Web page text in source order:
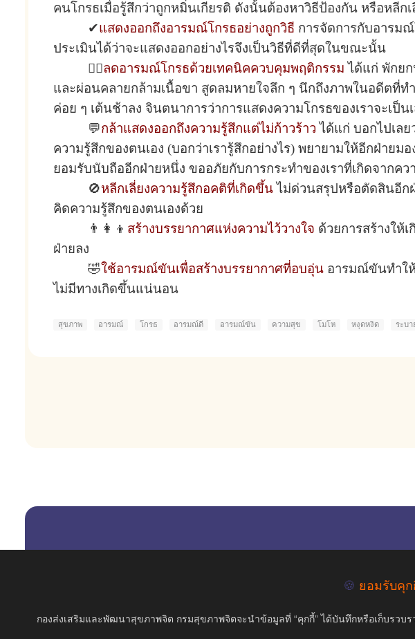
คนโกรธเมื่อรู้สึกว่าถูกหมิ่นเกียรติ ดังนั้นต้องหาวิธีป้องกัน หรือหลี
✔แสดงออกถึงอารมณ์โกรธอย่างถูกวิธี การจัดการกับอารม
ประเมินได้ว่าจะแสดงออกอย่างไรจึงเป็นวิธีที่ดีที่สุดในขณะนั้น
🧘‍♂️ลดอารมณ์โกรธด้วยเทคนิคควบคุมพฤติกรรม ได้แก่ พักยก
และผ่อนคลายกล้ามเนื้อขา สูดลมหายใจลึก ๆ นึกถึงภาพในอดีตที่
ค่อย ๆ เต้นช้าลง จินตนาการว่าการแสดงความโกรธของเราจะเ
💬กล้าแสดงออกถึงความรู้สึกแต่ไม่ก้าวร้าว ได้แก่ บอกไปเล
ความรู้สึกของตนเอง (บอกว่าเรารู้สึกอย่างไร) พยายามให้อีกฝ่าย
ยอมรับนับถืออีกฝ่ายหนึ่ง ขออภัยกับการกระทำของเราที่เกิดจากคว
🚫หลีกเลี่ยงความรู้สึกอคติที่เกิดขึ้นไม่ด่วนสรุปหรือตัดสินอีก
คิดความรู้สึกของตนเองด้วย
👨‍👩‍👦 สร้างบรรยากาศแห่งความไว้วางใจ ด้วยการสร้างให้
ฝ่ายลง
🤣ใช้อารมณ์ขันเพื่อสร้างบรรยากาศที่อบอุ่น อารมณ์ขันทำใ
ไม่มีทางเกิดขึ้นแน่นอน
สุขภาพ อารมณ์ โกรธ อารมณ์ดี อารมณ์ขัน ความสุข โมโห หงุดหงิด ระบ
🍪 ยอมรับคุ
กองส่งเสริมและพัฒนาสุขภาพจิต กรมสุขภาพจิตจะนำข้อมูลที่ “คุกกี้” ได้บันทึกหรือเก็บรวบ